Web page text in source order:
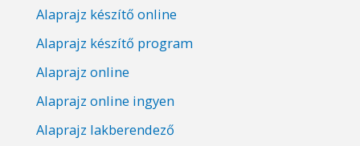
Alaprajz készítő online
Alaprajz készítő program
Alaprajz online
Alaprajz online ingyen
Alaprajz lakberendező